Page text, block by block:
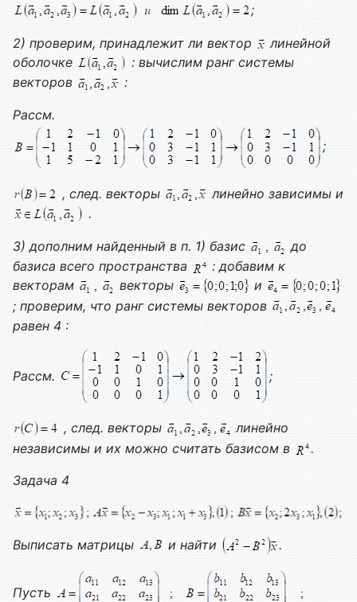
;
2) проверим, принадлежит ли вектор
линейной
оболочке
: вычислим ранг системы
векторов
:
Рассм.
;
, след. векторы
линейно зависимы и
.
3) дополним найденный в п. 1) базис
до
базиса всего пространства
: добавим к
векторам
векторы
и
; проверим, что ранг системы векторов
равен 4 :
Рассм. ;
, след. векторы
линейно
независимы и их можно считать базисом в
.
Задача 4
Выписать матрицы и найти .
Пусть